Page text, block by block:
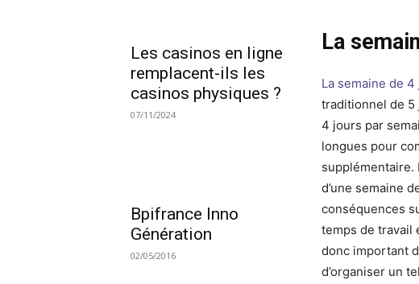
Les casinos en ligne
remplacent-ils les
casinos physiques ?
07/11/2024
Bpifrance Inno
Génération
02/05/2016
La
La semaine de 4
traditionnel de 5
4 jours par
longues pour
supplémentaire.
d’une semaine
conséquences
temps de travail
donc important
d’organiser un